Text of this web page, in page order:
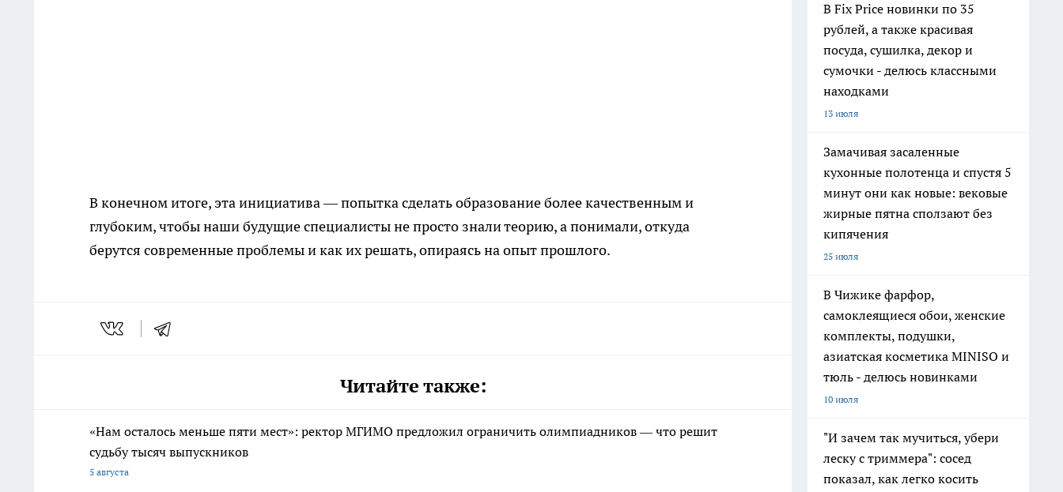
В конечном итоге, эта инициатива — попытка сделать образование более качественным и
глубоким, чтобы наши будущие специалисты не просто знали теорию, а понимали, откуда
берутся современные проблемы и как их решать, опираясь на опыт прошлого.
Читайте также:
«Нам осталось меньше пяти мест»: ректор МГИМО предложил ограничить олимпиадников — что решит
судьбу тысяч выпускников
5 августа
В Fix Price новинки по 35
рублей, а также красивая
посуда, сушилка, декор и
сумочки - делюсь классными
находками
13 июля
Замачивая засаленные
кухонные полотенца и спустя 5
минут они как новые: вековые
жирные пятна сползают без
кипячения
25 июля
В Чижике фарфор,
самоклеящиеся обои, женские
комплекты, подушки,
азиатская косметика MINISO и
тюль - делюсь новинками
10 июля
"И зачем так мучиться, убери
леску с триммера": сосед
показал, как легко косить